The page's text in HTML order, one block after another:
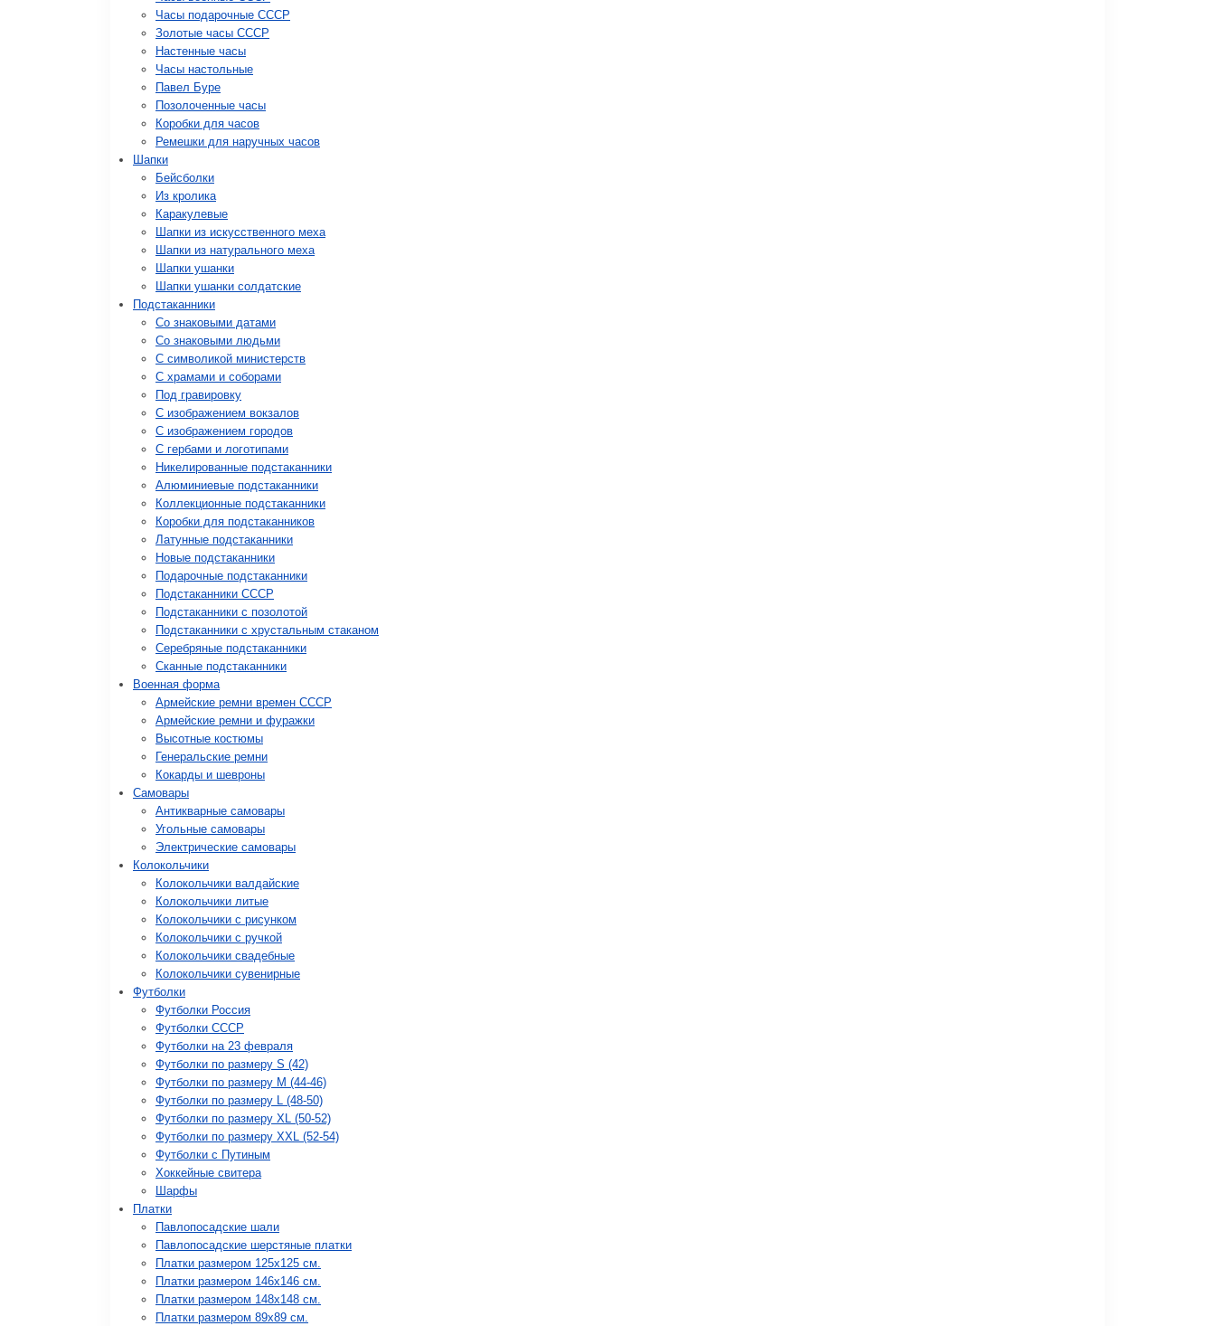
Часы подарочные СССР
Золотые часы СССР
Настенные часы
Часы настольные
Павел Буре
Позолоченные часы
Коробки для часов
Ремешки для наручных часов
Шапки
Бейсболки
Из кролика
Каракулевые
Шапки из искусственного меха
Шапки из натурального меха
Шапки ушанки
Шапки ушанки солдатские
Подстаканники
Со знаковыми датами
Cо знаковыми людьми
C символикой министерств
C храмами и соборами
Под гравировку
С изображением вокзалов
С изображением городов
С гербами и логотипами
Никелированные подстаканники
Алюминиевые подстаканники
Коллекционные подстаканники
Коробки для подстаканников
Латунные подстаканники
Новые подстаканники
Подарочные подстаканники
Подстаканники СССР
Подстаканники с позолотой
Подстаканники с хрустальным стаканом
Серебряные подстаканники
Сканные подстаканники
Военная форма
Армейские ремни времен СССР
Армейские ремни и фуражки
Высотные костюмы
Генеральские ремни
Кокарды и шевроны
Cамовары
Антикварные самовары
Угольные самовары
Электрические самовары
Колокольчики
Колокольчики валдайские
Колокольчики литые
Колокольчики с рисунком
Колокольчики с ручкой
Колокольчики свадебные
Колокольчики сувенирные
Футболки
Футболки Россия
Футболки СССР
Футболки на 23 февраля
Футболки по размеру S (42)
Футболки по размеру М (44-46)
Футболки по размеру L (48-50)
Футболки по размеру XL (50-52)
Футболки по размеру XXL (52-54)
Футболки с Путиным
Хоккейные свитера
Шарфы
Платки
Павлопосадские шали
Павлопосадские шерстяные платки
Платки размером 125х125 см.
Платки размером 146х146 см.
Платки размером 148х148 см.
Платки размером 89х89 см.